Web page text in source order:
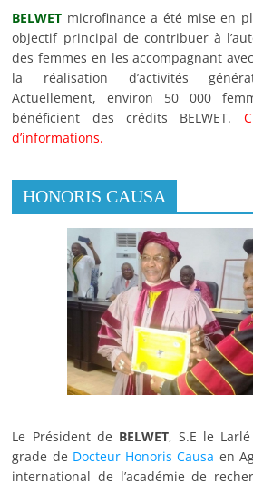
BELWET microfinance a été mise en
objectif principal de contribuer à
des femmes en les accompagnant
la réalisation d’activités
Actuellement, environ 50 000
bénéficient des crédits BELWET.
d’informations.
HONORIS CAUSA
Le Président de BELWET, S.E le
grade de Docteur Honoris Causa en
international de l’académie de